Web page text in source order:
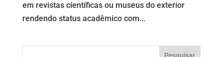
em revistas científicas ou museus do exterior
rendendo status acadêmico com...